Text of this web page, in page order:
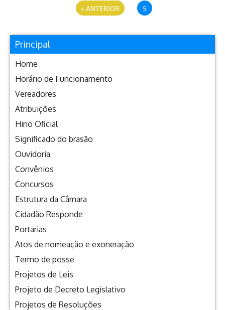
« ANTERIOR 5
Principal
Home
Horário de Funcionamento
Vereadores
Atribuições
Hino Oficial
Significado do brasão
Ouvidoria
Convênios
Concursos
Estrutura da Câmara
Cidadão Responde
Portarias
Atos de nomeação e exoneração
Termo de posse
Projetos de Leis
Projeto de Decreto Legislativo
Projetos de Resoluções